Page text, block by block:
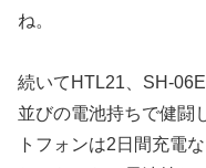
ね。
続いてHTL21、SH-
並びの電池持ちで健闘
トフォンは2日間充電